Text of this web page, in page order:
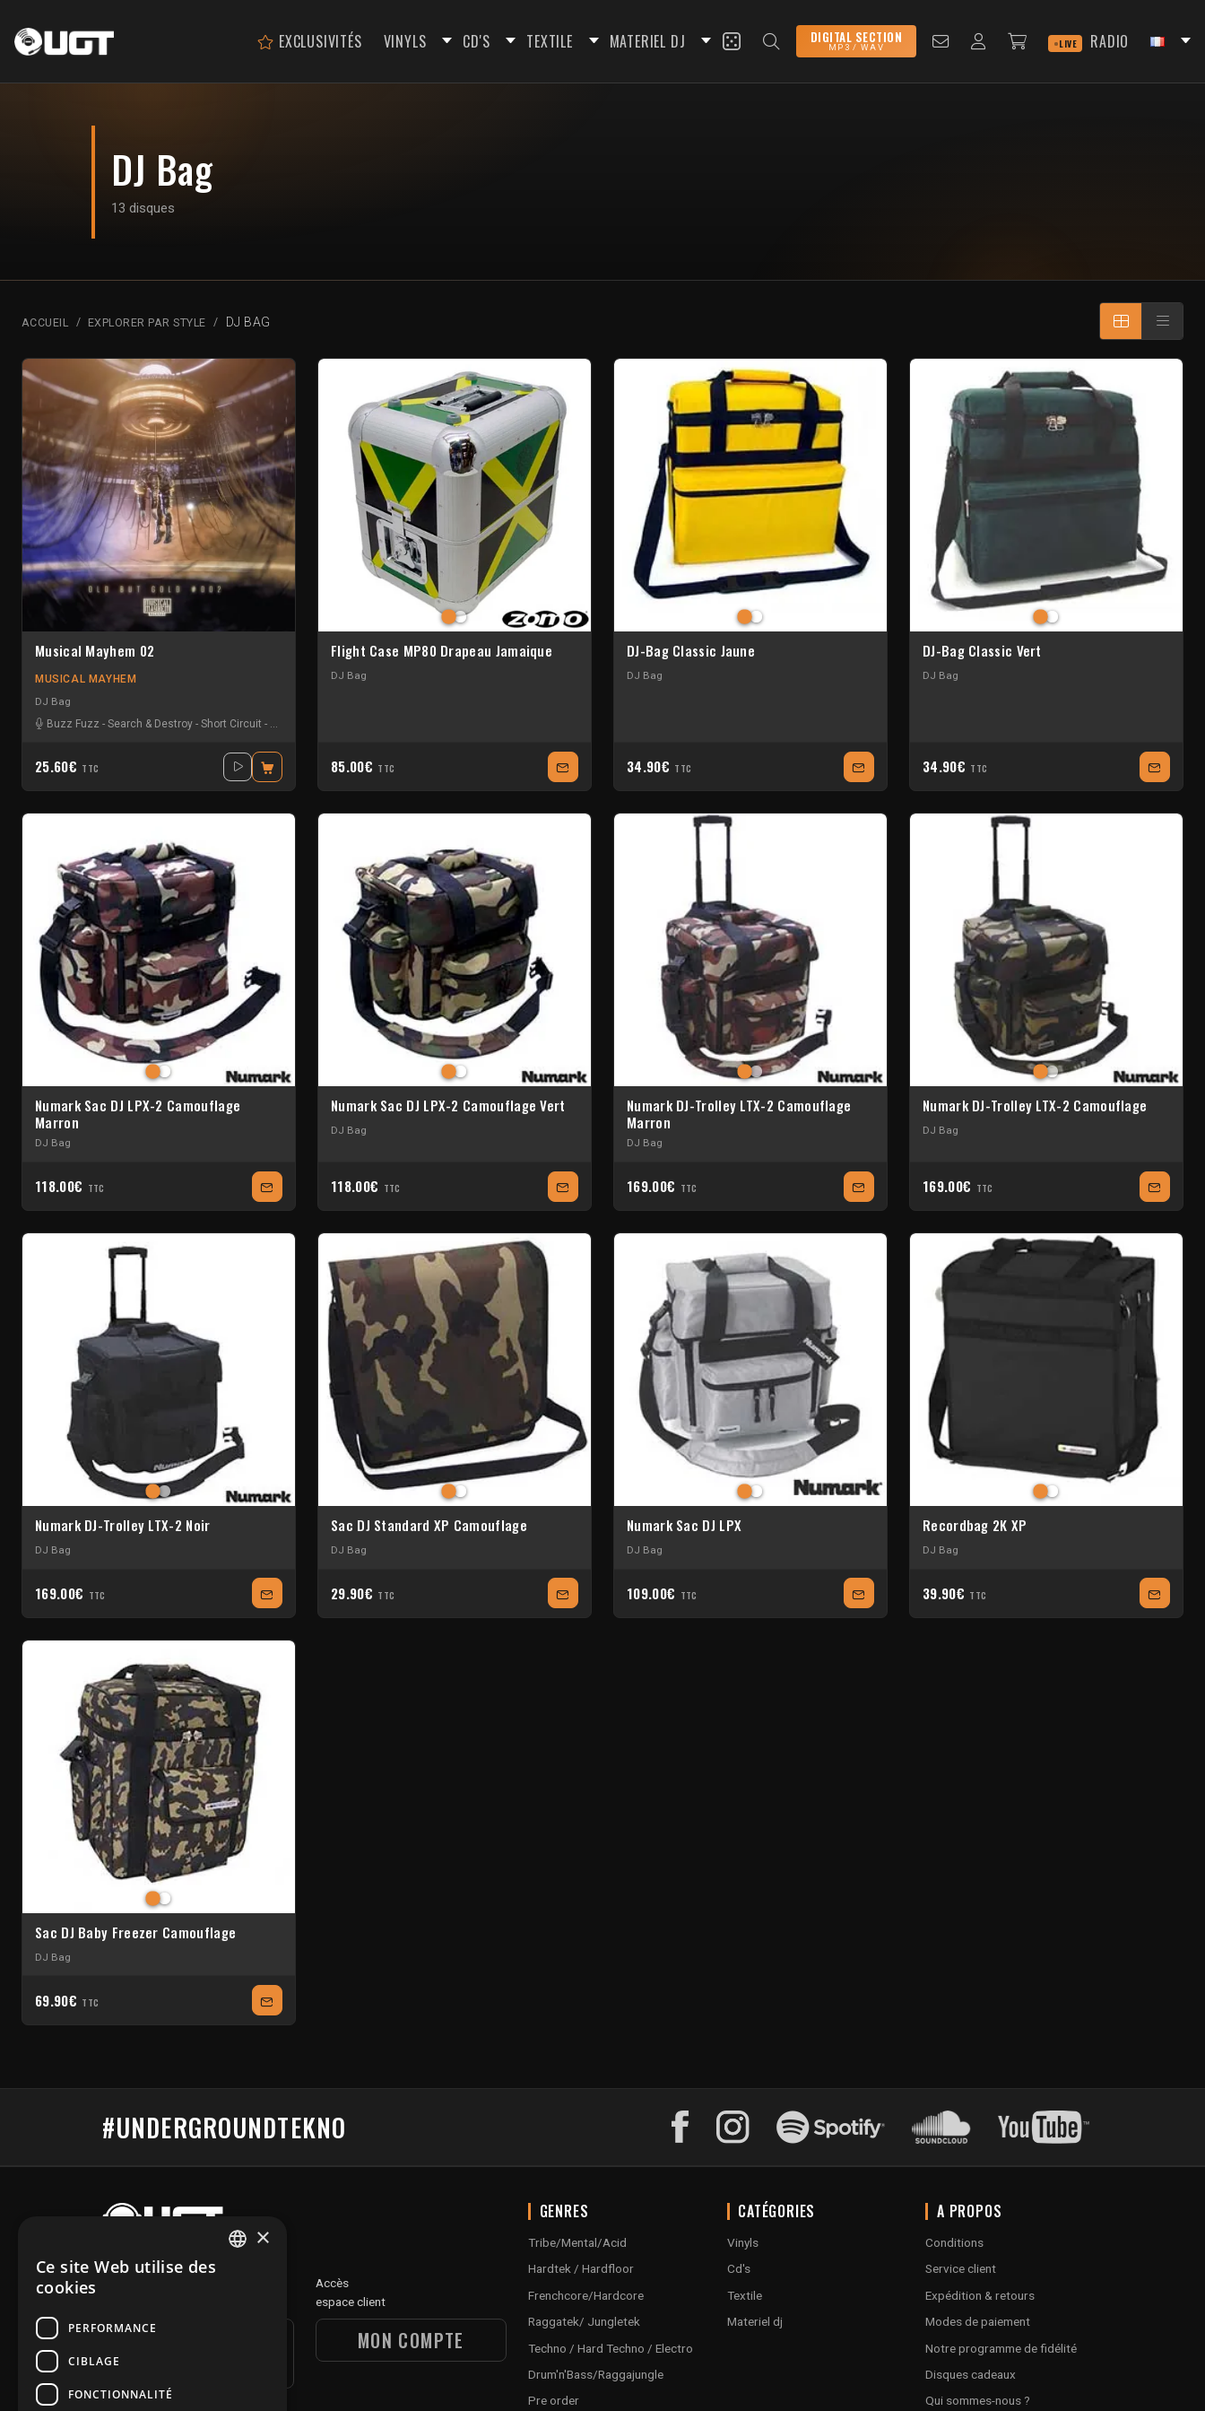
EXCLUSIVITÉS VINYLS CD'S TEXTILE MATERIEL DJ DIGITAL SECTION
MP3 / WAV LIVE RADIO
DJ Bag
13 disques
ACCUEIL EXPLORER PAR STYLE DJ BAG
Musical Mayhem 02
MUSICAL MAYHEM
DJ Bag
Buzz Fuzz - Search & Destroy - Short Circuit - The speed freak
25.60€ TTC
Flight Case MP80 Drapeau Jamaique
DJ Bag
85.00€ TTC
DJ-Bag Classic Jaune
DJ Bag
34.90€ TTC
DJ-Bag Classic Vert
DJ Bag
34.90€ TTC
Numark Sac DJ LPX-2 Camouflage
Marron
DJ Bag
118.00€ TTC
Numark Sac DJ LPX-2 Camouflage Vert
DJ Bag
118.00€ TTC
Numark DJ-Trolley LTX-2 Camouflage
Marron
DJ Bag
169.00€ TTC
Numark DJ-Trolley LTX-2 Camouflage
DJ Bag
169.00€ TTC
Numark DJ-Trolley LTX-2 Noir
DJ Bag
169.00€ TTC
Sac DJ Standard XP Camouflage
DJ Bag
29.90€ TTC
Numark Sac DJ LPX
DJ Bag
109.00€ TTC
Recordbag 2K XP
DJ Bag
39.90€ TTC
Sac DJ Baby Freezer Camouflage
DJ Bag
69.90€ TTC
#UNDERGROUNDTEKNO
UGT DIGITAL
Accès
espace client
MON COMPTE
GENRES
Tribe/Mental/Acid
Hardtek / Hardfloor
Frenchcore/Hardcore
Raggatek/ Jungletek
Techno / Hard Techno / Electro
Drum'n'Bass/Raggajungle
Pre order
CATÉGORIES
Vinyls
Cd's
Textile
Materiel dj
A PROPOS
Conditions
Service client
Expédition & retours
Modes de paiement
Notre programme de fidélité
Disques cadeaux
Qui sommes-nous ?
×
Ce site Web utilise des
cookies
PERFORMANCE
CIBLAGE
FONCTIONNALITÉ